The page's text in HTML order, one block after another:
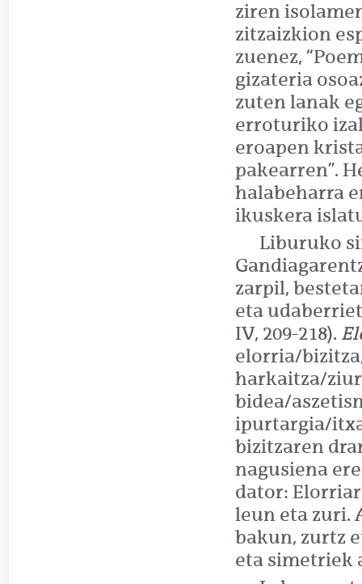
ziren
zitzaizkion
zuenez,
gizateria
zuten lanak
erroturiko
eroapen
pakearren”.
halabeharra
ikuskera
Liburuko
zarpil,
eta
IV, 209-218).
elorria/
harkaitza/
bidea/
ipurtargia/
bizitzaren
nagusiena
dator:
leun eta zuri.
bakun, zurtz
eta simetriek